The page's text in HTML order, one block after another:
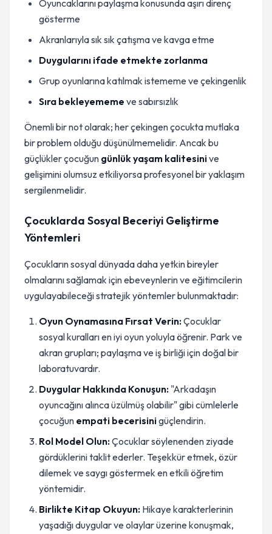
Oyuncaklarını paylaşma konusunda aşırı direnç
gösterme
Akranlarıyla sık sık çatışma ve kavga etme
Duygularını ifade etmekte zorlanma
Grup oyunlarına katılmak istememe ve çekingenlik
Sıra bekleyememe ve sabırsızlık
Önemli bir not olarak; her çekingen çocukta mutlaka
bir problem olduğu düşünülmemelidir. Ancak bu
güçlükler çocuğun günlük yaşam kalitesinive
gelişimini olumsuz etkiliyorsa profesyonel bir yaklaşım
sergilenmelidir.
Çocuklarda Sosyal Beceriyi Geliştirme
Yöntemleri
Çocukların sosyal dünyada daha yetkin bireyler
olmalarını sağlamak için ebeveynlerin ve eğitimcilerin
uygulayabileceği stratejik yöntemler bulunmaktadır:
Oyun Oynamasına Fırsat Verin:Çocuklar
sosyal kuralları en iyi oyun yoluyla öğrenir. Park ve
akran grupları; paylaşma ve iş birliği için doğal bir
laboratuvardır.
Duygular Hakkında Konuşun: "Arkadaşın
oyuncağını alınca üzülmüş olabilir" gibi cümlelerle
çocuğun empati becerisinigüçlendirin.
Rol Model Olun:Çocuklar söylenenden ziyade
gördüklerini taklit ederler. Teşekkür etmek, özür
dilemek ve saygı göstermek en etkili öğretim
yöntemidir.
Birlikte Kitap Okuyun: Hikaye karakterlerinin
yaşadığı duygular ve olaylar üzerine konuşmak,